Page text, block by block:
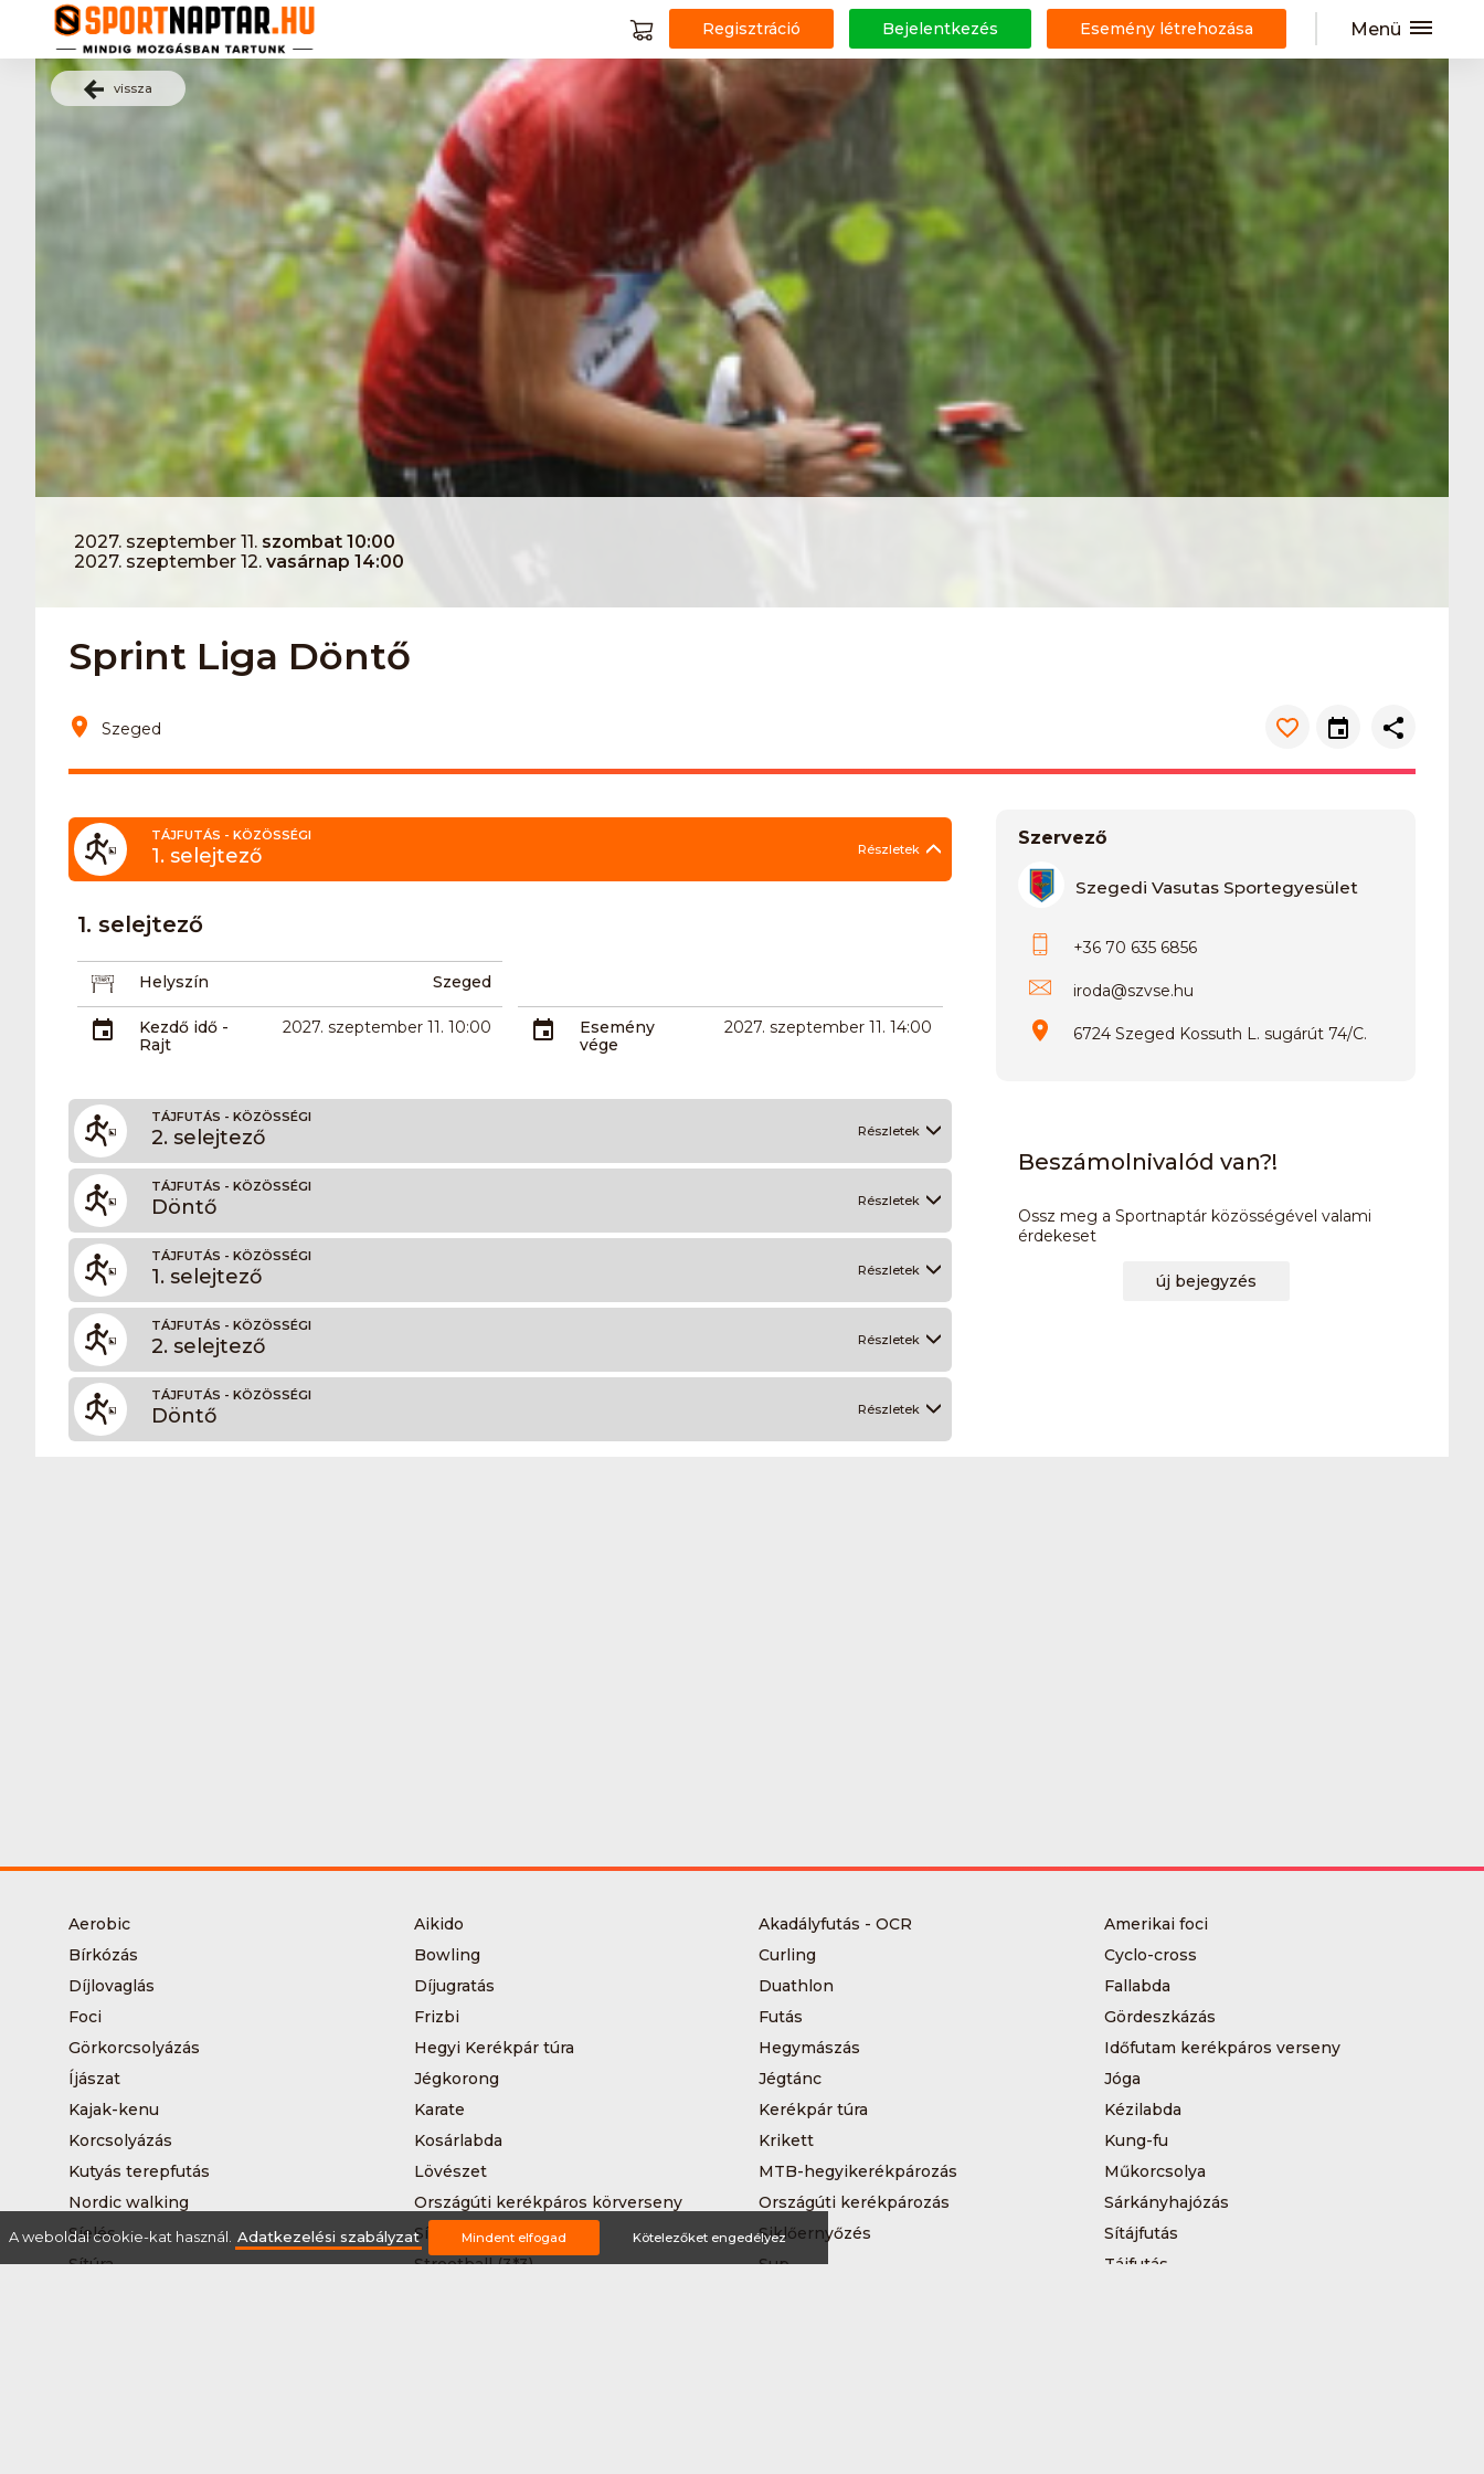
Regisztráció Bejelentkezés Esemény létrehozása Menü
vissza
2027. szeptember 11. szombat 10:00
2027. szeptember 12. vasárnap 14:00
Sprint Liga Döntő
Szeged
TÁJFUTÁS - KÖZÖSSÉGI
1. selejtező Részletek
1. selejtező
Helyszín Szeged
Kezdő idő -
Rajt
2027. szeptember 11. 10:00
Esemény
vége
2027. szeptember 11. 14:00
TÁJFUTÁS - KÖZÖSSÉGI
2. selejtező Részletek
TÁJFUTÁS - KÖZÖSSÉGI
Döntő Részletek
TÁJFUTÁS - KÖZÖSSÉGI
1. selejtező Részletek
TÁJFUTÁS - KÖZÖSSÉGI
2. selejtező Részletek
TÁJFUTÁS - KÖZÖSSÉGI
Döntő Részletek
Szervező
Szegedi Vasutas Sportegyesület
+36 70 635 6856
iroda@szvse.hu
6724 Szeged Kossuth L. sugárút 74/C.
Beszámolnivalód van?!
Ossz meg a Sportnaptár közösségével valami
érdekeset
új bejegyzés
Aerobic Aikido Akadályfutás - OCR
Amerikai foci
Bírkózás
Bowling Curling
Cyclo-cross
Díjlovaglás
Díjugratás Duathlon
Fallabda
Foci
Frizbi Futás
Gördeszkázás
Görkorcsolyázás
Hegyi Kerékpár túra Hegymászás
Időfutam kerékpáros verseny
Íjászat
Jégkorong Jégtánc
Jóga
Kajak-kenu
Karate Kerékpár túra
Kézilabda
Korcsolyázás
Kosárlabda Krikett
Kung-fu
Kutyás terepfutás
Lövészet MTB-hegyikerékpározás
Műkorcsolya
Nordic walking
Országúti kerékpáros körverseny Országúti kerékpározás
Sárkányhajózás
Síelés
Sífutás Siklőernyőzés
Sítájfutás
Sítúra
Streetball (3*3) Sup
Tájfutás
A weboldal cookie-kat használ. Adatkezelési szabályzat Mindent elfogad Kötelezőket engedélyez